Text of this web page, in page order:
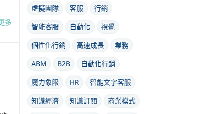
多
虛擬團隊
客服
行銷
智能客服
自動化
視覺
個性化行銷
高速成長
業務
ABM
B2B
自動化行銷
魔力象限
HR
智能文字客服
知識經濟
知識訂閱
商業模式